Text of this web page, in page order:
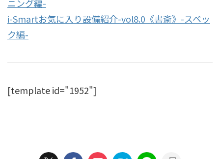
ニング編-
i-Smartお気に入り設備紹介-vol8.0《書斎》-スペッ
ク編-
[template id="1952"]